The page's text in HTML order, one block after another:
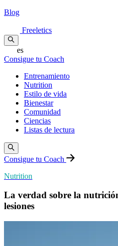
Blog
Freeletics
es
Consigue tu Coach
Entrenamiento
Nutrition
Estilo de vida
Bienestar
Comunidad
Ciencias
Listas de lectura
Consigue tu Coach
Nutrition
La verdad sobre la
lesiones